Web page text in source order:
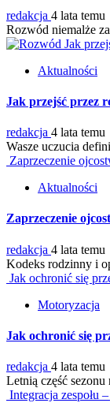
redakcja 4 lata temu
Rozwód niemalże
Jak
Aktualności
Jak przejść przez
redakcja 4 lata temu
Wasze uczucia
Zaprzeczenie
Aktualności
Zaprzeczenie
redakcja 4 lata temu
Kodeks rodzinny i
Jak ochronić się
Motoryzacja
Jak ochronić się
redakcja 4 lata temu
Letnią część
Integracja zespołu